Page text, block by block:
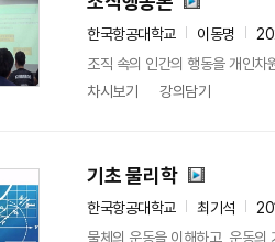
한국항공대학교 이동명
조직 속의 인간의 행동을 개인차
차시보기
강의담기
기초 물리학
한국항공대학교 최기석
물체의 운동을 이해하고, 운동의